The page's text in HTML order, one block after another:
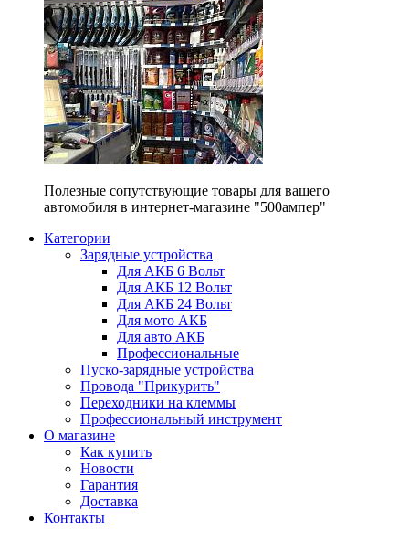
Полезные сопутствующие товары для вашего
автомобиля в интернет-магазине "500ампер"
Категории
Зарядные устройства
Для АКБ 6 Вольт
Для АКБ 12 Вольт
Для АКБ 24 Вольт
Для мото АКБ
Для авто АКБ
Профессиональные
Пуско-зарядные устройства
Провода "Прикурить"
Переходники на клеммы
Профессиональный инструмент
О магазине
Как купить
Новости
Гарантия
Доставка
Контакты